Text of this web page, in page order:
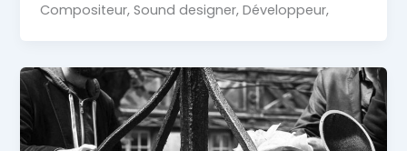
Compositeur, Sound designer, Développeur,